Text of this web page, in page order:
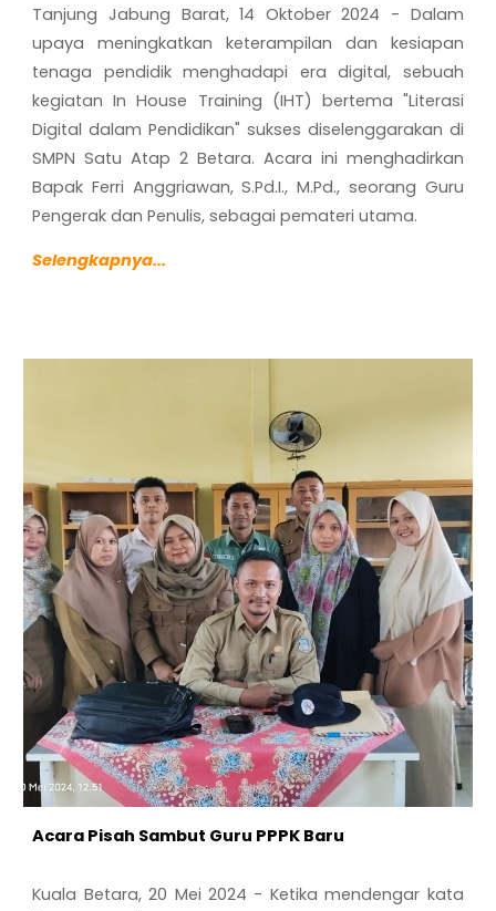
Tanjung Jabung Barat,14 Oktober2024 - Dalam
upaya meningkatkan keterampilan dan kesiapan
tenaga pendidik menghadapi era digital, sebuah
kegiatanIn House Training (IHT) bertema "Literasi
Digital dalam Pendidikan" sukses diselenggarakan di
SMPN Satu Atap 2 Betara. Acara ini menghadirkan
Bapak Ferri Anggriawan, S.Pd.I., M.Pd., seorang Guru
Pengerak dan Penulis, sebagai pemateri utama.
Selengkapnya...
Acara Pisah Sambut Guru PPPK Baru
Kuala Betara, 20 Mei 2024 - Ketika mendengar kata